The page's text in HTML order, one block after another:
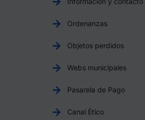
Ordenanzas
Objetos perdidos
Webs municipales
Pasarela de Pago
Canal Ético